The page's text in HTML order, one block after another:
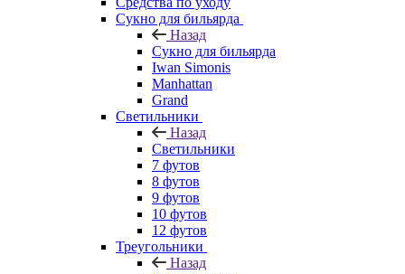
Сукно для бильярда
Назад
Сукно для бильярда
Iwan Simonis
Manhattan
Grand
Светильники
Назад
Светильники
7 футов
8 футов
9 футов
10 футов
12 футов
Треугольники
Назад